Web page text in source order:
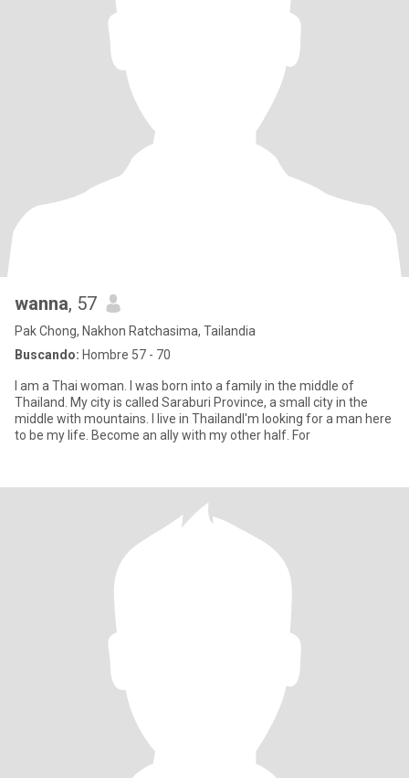
wanna, 57
Pak Chong, Nakhon Ratchasima, Tailandia
Buscando: Hombre 57 - 70
I am a Thai woman. I was born into a family in the middle of
Thailand. My city is called Saraburi Province, a small city in the
middle with mountains. I live in ThailandI'm looking for a man here
to be my life. Become an ally with my other half. For